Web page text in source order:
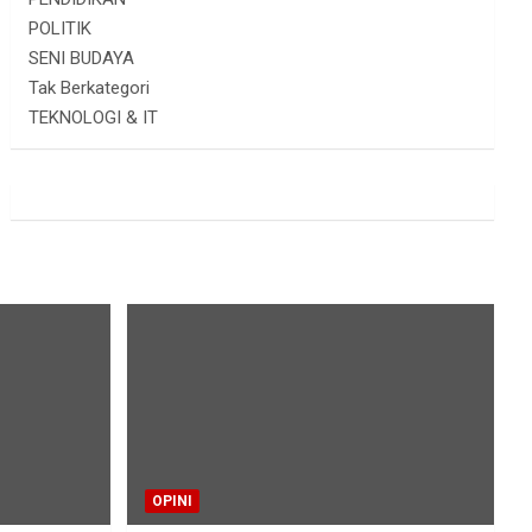
POLITIK
SENI BUDAYA
Tak Berkategori
TEKNOLOGI & IT
OPINI